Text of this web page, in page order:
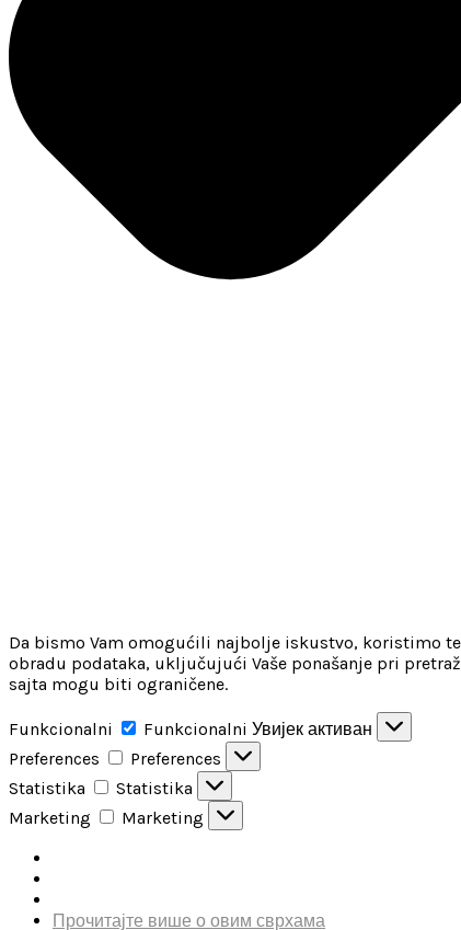
Da bismo Vam omogućili najbolje iskustvo, koristimo
obradu podataka, uključujući Vaše ponašanje pri
sajta mogu biti ograničene.
Funkcionalni Funkcionalni Увијек активан
Preferences
Preferences
Statistika
Statistika
Marketing
Marketing
Прочитајте више о овим сврхама